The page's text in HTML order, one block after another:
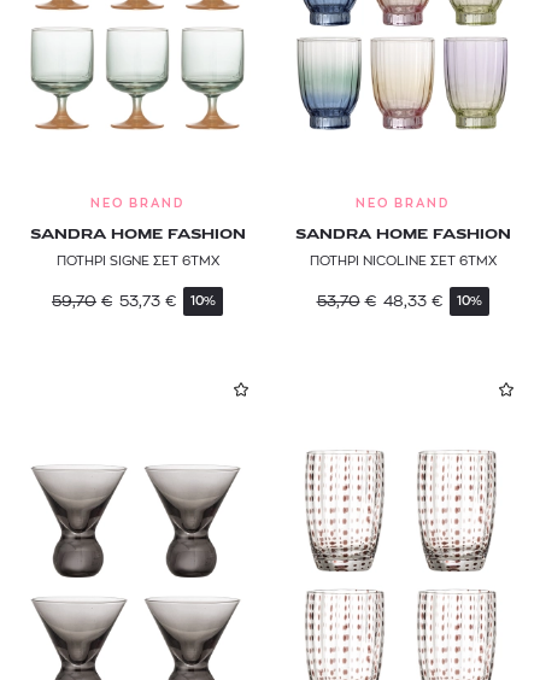
NEO BRAND
SANDRA HOME FASHION
ΠΟΤΗΡΙ SIGNE ΣΕΤ 6ΤΜΧ
59,70 € 53,73 € 10%
NEO BRAND
SANDRA HOME FASHION
ΠΟΤΗΡΙ NICOLINE ΣΕΤ 6ΤΜΧ
53,70 € 48,33 € 10%